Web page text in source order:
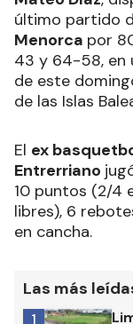
último partido
Menorca por
43 y 64-58, en
de este
de las Islas
El ex
Entrerriano
10 puntos (2/4
libres), 6
en cancha.
Las más
1